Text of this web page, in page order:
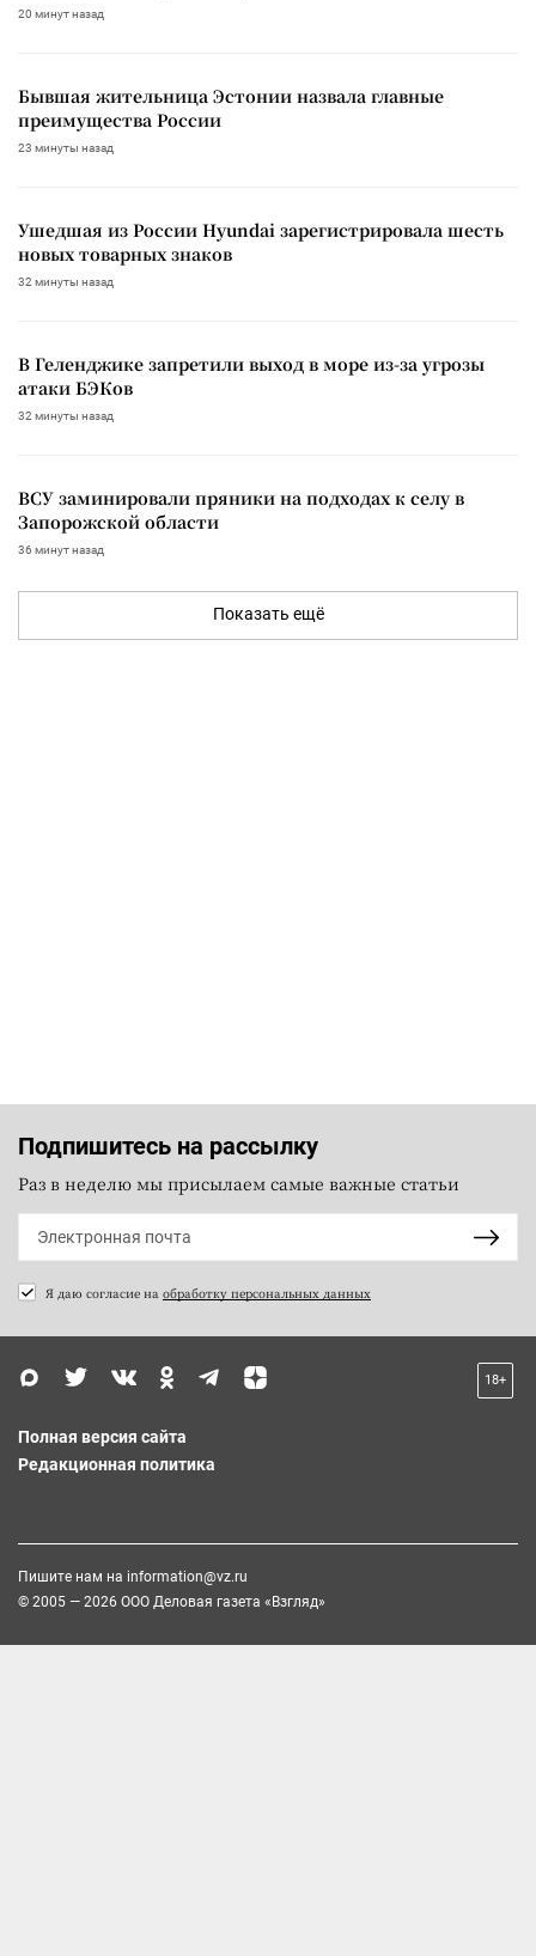
20 минут назад
Бывшая жительница Эстонии назвала главные
преимущества России
23 минуты назад
Ушедшая из России Hyundai зарегистрировала шесть
новых товарных знаков
32 минуты назад
В Геленджике запретили выход в море из-за угрозы
атаки БЭКов
32 минуты назад
ВСУ заминировали пряники на подходах к селу в
Запорожской области
36 минут назад
Показать ещё
Подпишитесь на рассылку
Раз в неделю мы присылаем самые важные статьи
Я даю согласие на обработку персональных данных
18+
Полная версия сайта
Редакционная политика
Пишите нам на information@vz.ru
© 2005 — 2026 ООО Деловая газета «Взгляд»